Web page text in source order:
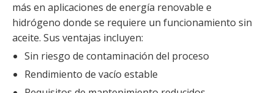
más en aplicaciones de energía renovable e
hidrógeno donde se requiere un funcionamiento sin
aceite. Sus ventajas incluyen:
Sin riesgo de contaminación del proceso
Rendimiento de vacío estable